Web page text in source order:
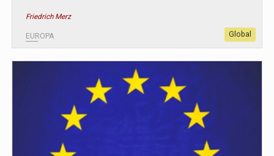
Friedrich Merz
EUROPA Global